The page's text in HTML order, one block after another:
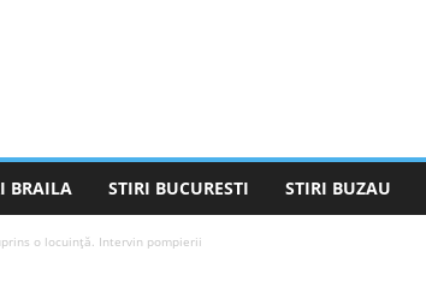
BRAILA STIRI BUCURESTI STIRI BUZAU
o locuință. Intervin pompierii